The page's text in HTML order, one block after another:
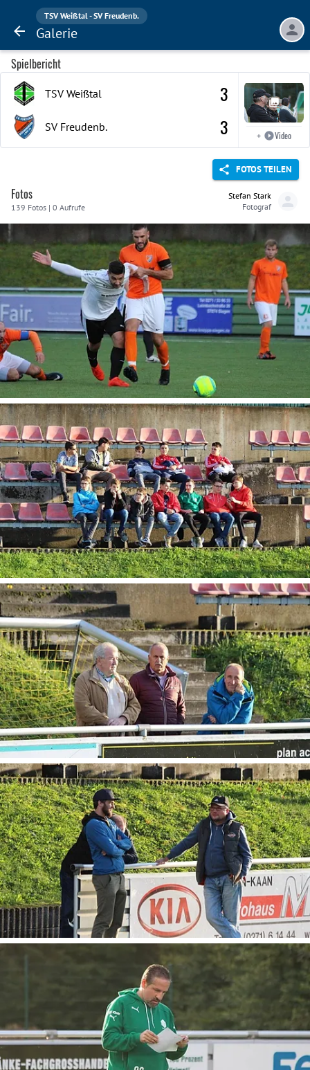
TSV Weißtal - SV Freudenb.
Galerie
Spielbericht
TSV Weißtal
SV Freudenb.
3
3
+ Video
FOTOS TEILEN
Fotos
139 Fotos | 0 Aufrufe
Stefan Stark
Fotograf